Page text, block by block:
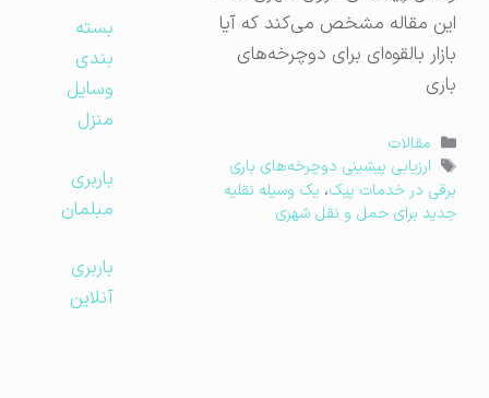
این مقاله مشخص می‌کند که آیا
بازار بالقوه‌ای برای دوچرخه‌های
دسته‌ها
مقالات
برچسب‌ها
ارزیابی پیشینی دوچرخه‌های باری
برقی در خدمات پیک،یک وسیله نقلیه
جدید برای حمل و نقل شهری
بسته
بندی
وسایل
منزل
باربری
مبلمان
باربری
آنلاین